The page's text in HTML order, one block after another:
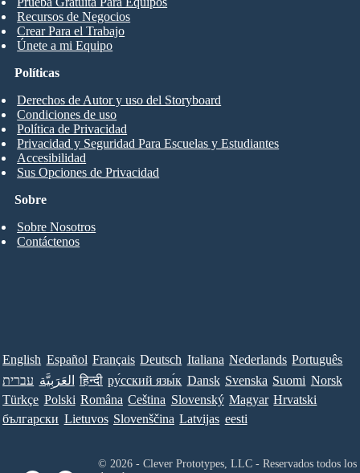
Recursos de Negocios
Crear Para el Trabajo
Únete a mi Equipo
Sobre
Sobre Nosotros
Contáctenos
Políticas
Derechos de Autor y uso del Storyboard
Condiciones de uso
Política de Privacidad
Privacidad y Seguridad Para Escuelas y Estudiantes
Accesibilidad
Sus Opciones de Privacidad
English Español Français Deutsch Italiana Nederlands Português
עברית العَرَبِيَّة हिन्दी ру́сский язы́к Dansk Svenska Suomi Norsk
Türkçe Polski Româna Ceština Slovenský Magyar Hrvatski
български Lietuvos Slovenščina Latvijas eesti
© 2026 - Clever Prototypes, LLC - Reservados todos los